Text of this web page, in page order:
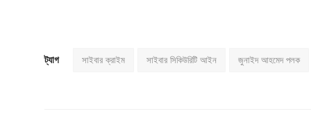
ট্যাগ সাইবার ক্রাইম সাইবার সিকিউরিটি আইন জুনাইদ আহমেদ পলক